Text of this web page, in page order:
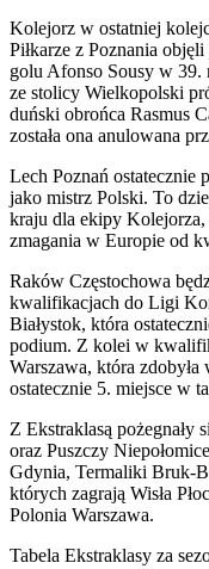
Kolejorz w ostatniej
Piłkarze z Poznania
golu Afonso Sousy w 39.
ze stolicy Wielkopolski
duński obrońca Rasmus
została ona anulowana
Lech Poznań ostatecznie
jako mistrz Polski. To
kraju dla ekipy Kolejorza,
zmagania w Europie od
Raków Częstochowa
kwalifikacjach do Ligi
Białystok, która
podium. Z kolei w
Warszawa, która
ostatecznie 5. miejsce w
Z Ekstraklasą pożegnały
oraz Puszczy
Gdynia, Termaliki Bruk-
których zagrają Wisła
Polonia Warszawa.
Tabela Ekstraklasy za